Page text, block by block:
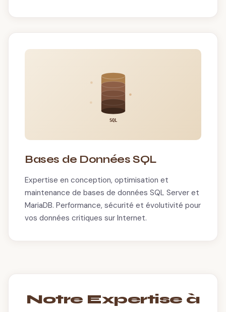
SQL
Bases de Données SQL
Expertise en conception, optimisation et
maintenance de bases de données SQL Server et
MariaDB. Performance, sécurité et évolutivité pour
vos données critiques sur Internet.
Notre Expertise à